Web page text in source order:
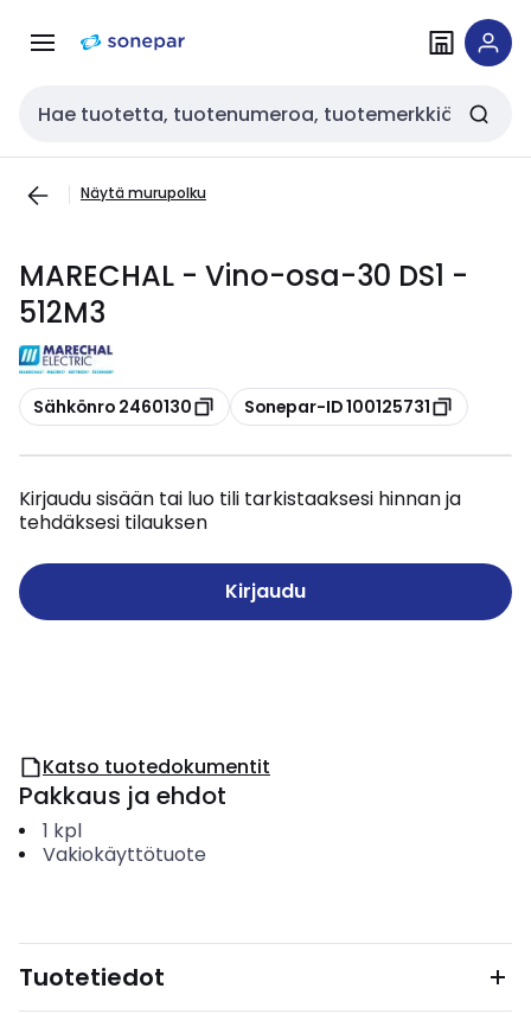
navigointiinsisältöön
Haku
Näytä murupolku
MARECHAL - Vino-osa-30 DS1 -
512M3
Kopioi
Sähkönro 2460130 Kopioi
Sonepar-ID 100125731
Kirjaudu sisään tai luo tili tarkistaaksesi hinnan ja
tehdäksesi tilauksen
Kirjaudu
Katso tuotedokumentit
Pakkaus ja ehdot
1 kpl
Vakiokäyttötuote
Tuotetiedot